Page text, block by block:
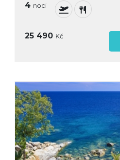
4 noci
25 490 Kč